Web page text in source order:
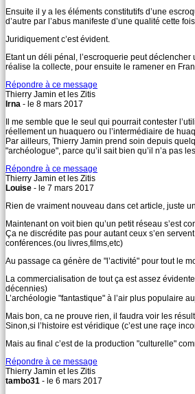
Ensuite il y a les éléments constitutifs d’une
d’autre par l’abus manifeste d’une qualité cette
Juridiquement c’est évident.
Etant un déli pénal, l’escroquerie peut déclencher
réalise la collecte, pour ensuite le ramener en
Répondre à ce message
Thierry Jamin et les Zitis
Irna - le 8 mars 2017
Il me semble que le seul qui pourrait contester
réellement un huaquero ou l’intermédiaire de
Par ailleurs, Thierry Jamin prend soin depuis
"archéologue", parce qu’il sait bien qu’il n’a pas
Répondre à ce message
Thierry Jamin et les Zitis
Louise - le 7 mars 2017
Rien de vraiment nouveau dans cet article, juste
Maintenant on voit bien qu’un petit réseau s’est
Ça ne discrédite pas pour autant ceux s’en
conférences.(ou livres,films,etc)
Au passage ca génère de "l’activité" pour tout le
La commercialisation de tout ça est assez
décennies)
L’archéologie "fantastique" à l’air plus populaire
Mais bon, ca ne prouve rien, il faudra voir les
Sinon,si l’histoire est véridique (c’est une raçe
Mais au final c’est de la production "culturelle"
Répondre à ce message
Thierry Jamin et les Zitis
tambo31 - le 6 mars 2017